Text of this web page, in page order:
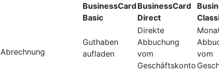
BusinessCard
Basic
BusinessCard
Direct
Abrechnung
Guthaben
aufladen
Direkte
Abbuchung
vom
Geschäftskonto
vom